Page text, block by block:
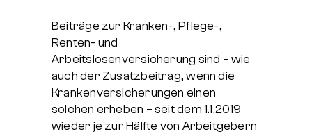
Beiträge zur Kranken-, Pflege-,
Renten- und
Arbeitslosenversicherung sind – wie
auch der Zusatzbeitrag, wenn die
Krankenversicherungen einen
solchen erheben – seit dem 1.1.2019
wieder je zur Hälfte von Arbeitgebern